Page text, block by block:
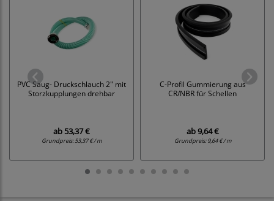
PVC Saug- Druckschlauch 2" mit
Storzkupplungen drehbar
ab 53,37 €
Grundpreis:53,37 € / m
C-Profil Gummierung aus
CR/NBR für Schellen
ab9,64 €
Grundpreis:9,64 € / m